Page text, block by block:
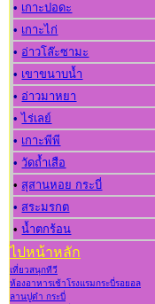
• เกาะปอดะ
• เกาะไก่
• อ่าวโล๊ะซามะ
• เขาขนาบน้ำ
• อ่าวมาหยา
• ไร่เลย์
• เกาะพีพี
•วัดถ้ำเสือ
• สุสานหอย กระบี่
• สระมรกต
•น้ำตกร้อน
ไปหน้าหลัก
เที่ยวสนุกทีวี
ห้องอาหารเช้าโรงแรมกระบี่รอยอล
ลานปูดำ กระบี่